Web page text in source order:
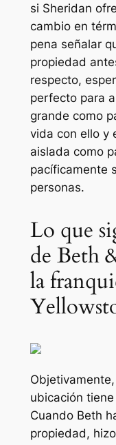
si Sheridan
cambio en
pena señalar
propiedad
respecto,
perfecto para
grande como
vida con ello y
aislada como
pacíficamente
personas.
Lo que
de Beth
la
ubicación
Cuando Beth
propiedad,